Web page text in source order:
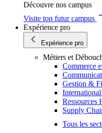
Découvre nos campus
Visite ton futur campus
Expérience pro
Expérience pro
Métiers et
Commerce
Gestion &
Ressources
Supply
Tous les